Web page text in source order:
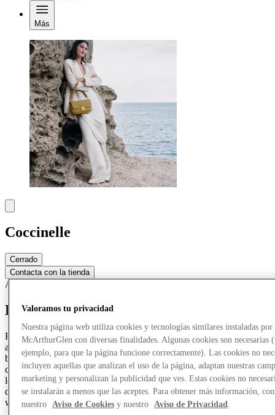
Más
Coccinelle
Cerrado
Contacta con la tienda
Accesorios y bolsos
Discover Coccinelle
Founded in 1978 in Sala Baganza, in the Parma hills, Coccinelle has
always been synonymous with the creation of fashionable leather
bags and accessories with women’s needs in mind. The
craftsmanship of the brand, the focus on the use of the finest Italian
leathers and the meticulous attention to detail ensure the quality and
durability of each piece, all of which are designed for the Coccinelle
woman.
Valoramos tu privacidad
Nuestra página web utiliza cookies y tecnologías similares instaladas por
McArthurGlen con diversas finalidades. Algunas cookies son necesarias
ejemplo, para que la página funcione correctamente). Las cookies no
incluyen aquellas que analizan el uso de la página, adaptan nuestras
marketing y personalizan la publicidad que ves. Estas cookies no
se instalarán a menos que las aceptes. Para obtener más información,
nuestro
Aviso de Cookies y nuestro Aviso de Privacidad.